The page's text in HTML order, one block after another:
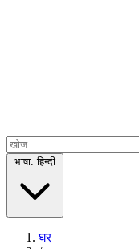
भाषा: हिन्दी
घर